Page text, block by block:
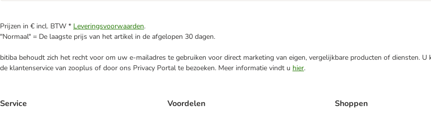
Prijzen in € incl. BTW * Leveringsvoorwaarden.
"Normaal" = De laagste prijs van het artikel in de afgelopen 30 dagen.
bitiba behoudt zich het recht voor om uw e-mailadres te gebruiken voor direct marketing van eigen, vergelijkbare producten of diensten.
de klantenservice van zooplus of door ons Privacy Portal te bezoeken. Meer informatie vindt u hier.
Service Voordelen Shoppen